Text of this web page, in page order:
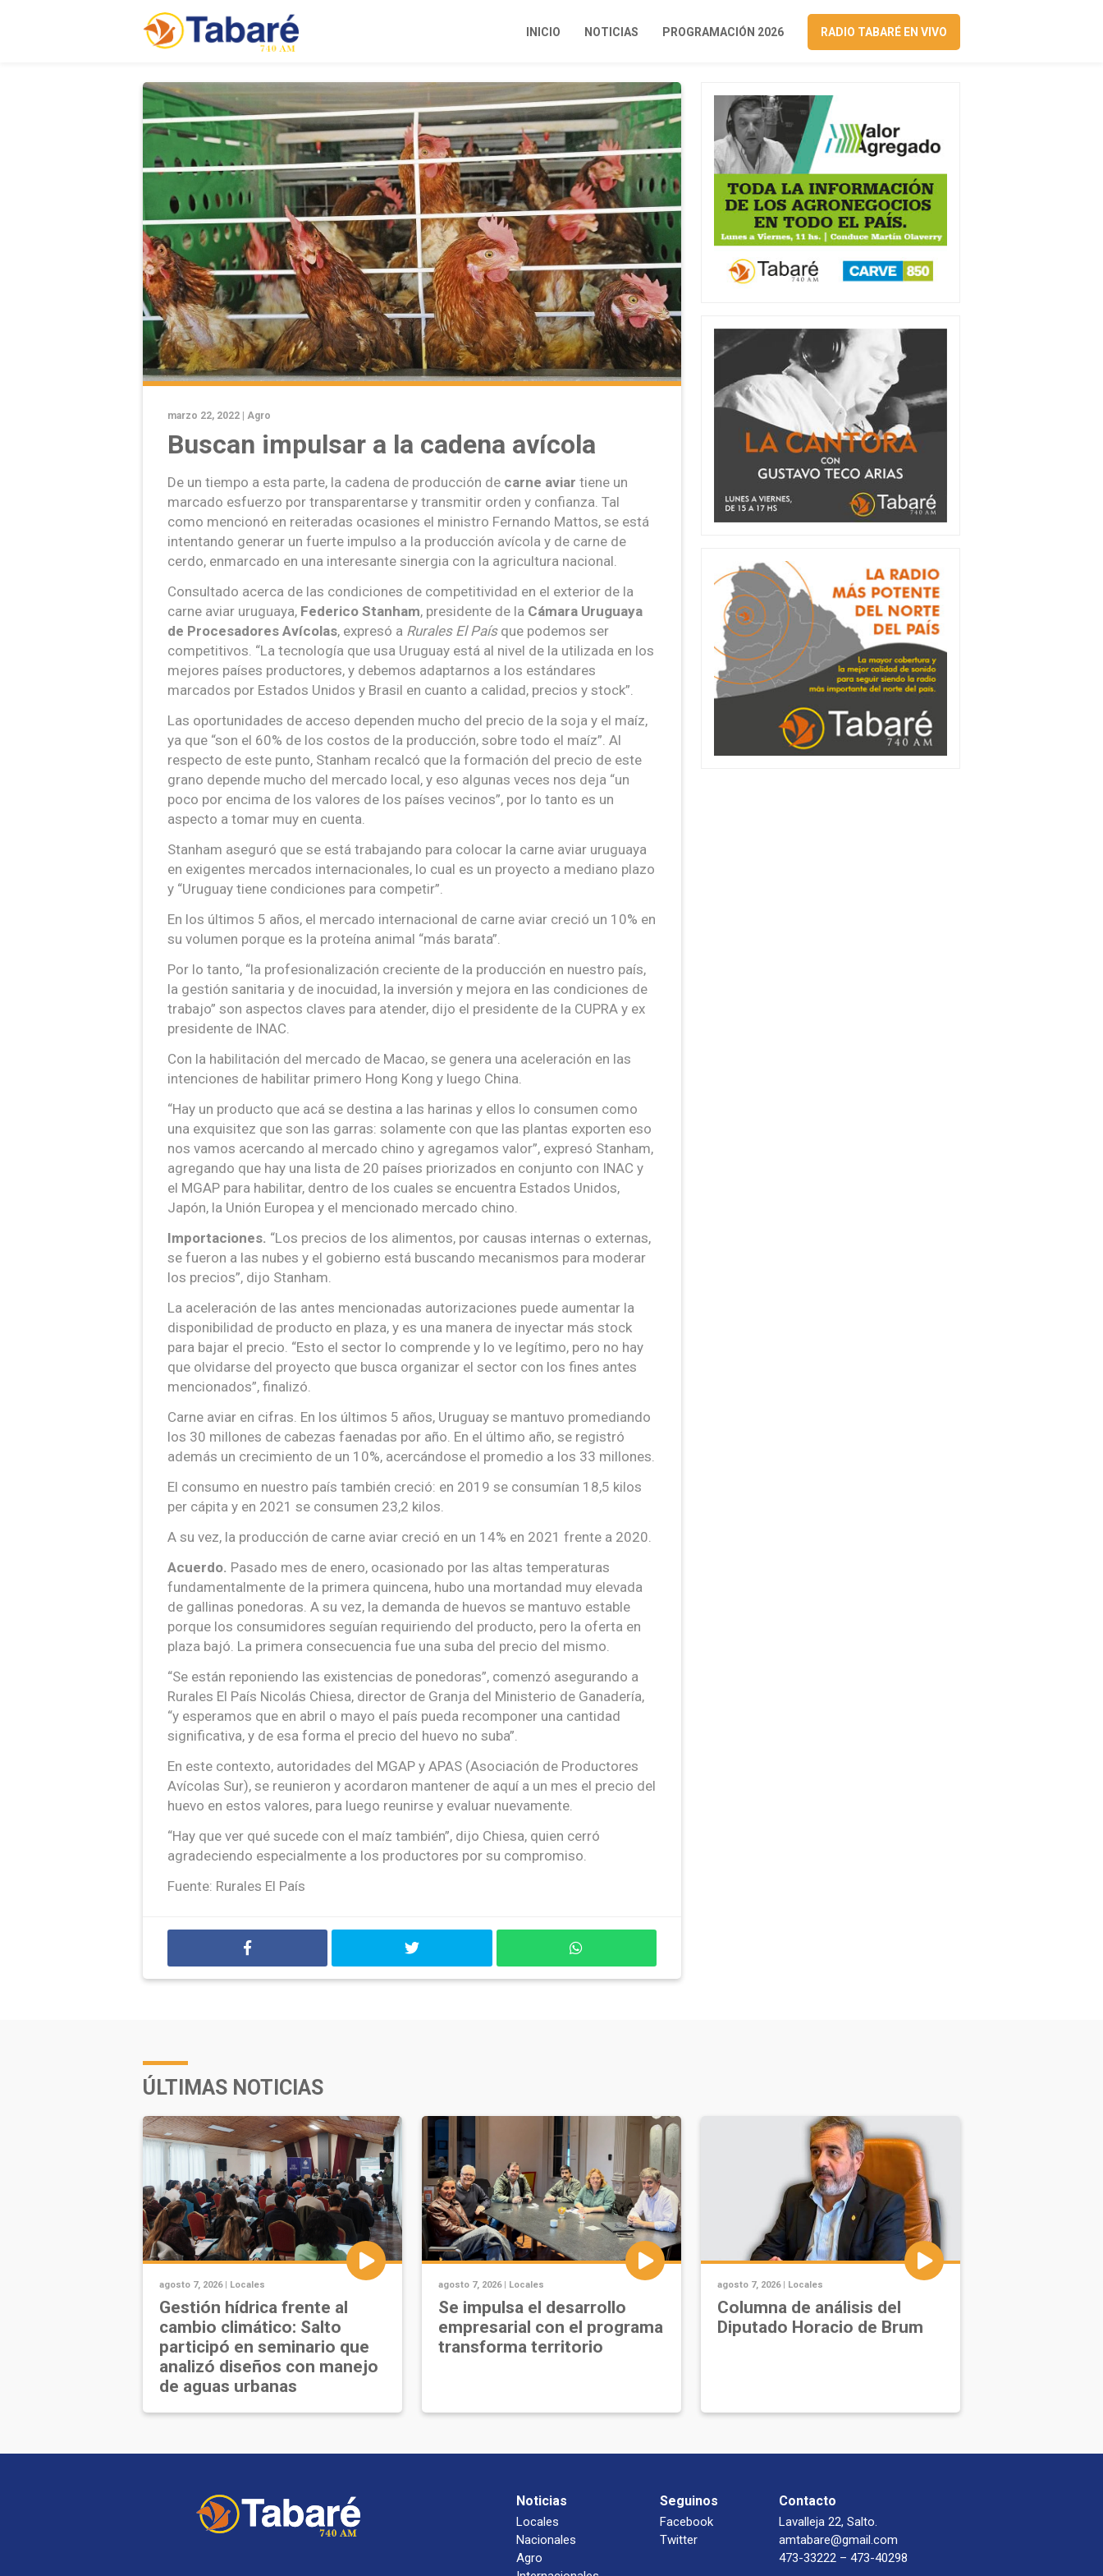
INICIO NOTICIAS PROGRAMACIÓN 2026 RADIO TABARÉ EN VIVO
marzo 22, 2022 | Agro
Buscan impulsar a la cadena avícola
De un tiempo a esta parte, la cadena de producción de carne aviar tiene un
marcado esfuerzo por transparentarse y transmitir orden y confianza. Tal
como mencionó en reiteradas ocasiones el ministro Fernando Mattos, se está
intentando generar un fuerte impulso a la producción avícola y de carne de
cerdo, enmarcado en una interesante sinergia con la agricultura nacional.
Consultado acerca de las condiciones de competitividad en el exterior de la
carne aviar uruguaya, Federico Stanham, presidente de la Cámara Uruguaya
de Procesadores Avícolas, expresó a Rurales El País que podemos ser
competitivos. “La tecnología que usa Uruguay está al nivel de la utilizada en los
mejores países productores, y debemos adaptarnos a los estándares
marcados por Estados Unidos y Brasil en cuanto a calidad, precios y stock”.
Las oportunidades de acceso dependen mucho del precio de la soja y el maíz,
ya que “son el 60% de los costos de la producción, sobre todo el maíz”. Al
respecto de este punto, Stanham recalcó que la formación del precio de este
grano depende mucho del mercado local, y eso algunas veces nos deja “un
poco por encima de los valores de los países vecinos”, por lo tanto es un
aspecto a tomar muy en cuenta.
Stanham aseguró que se está trabajando para colocar la carne aviar uruguaya
en exigentes mercados internacionales, lo cual es un proyecto a mediano plazo
y “Uruguay tiene condiciones para competir”.
En los últimos 5 años, el mercado internacional de carne aviar creció un 10% en
su volumen porque es la proteína animal “más barata”.
Por lo tanto, “la profesionalización creciente de la producción en nuestro país,
la gestión sanitaria y de inocuidad, la inversión y mejora en las condiciones de
trabajo” son aspectos claves para atender, dijo el presidente de la CUPRA y ex
presidente de INAC.
Con la habilitación del mercado de Macao, se genera una aceleración en las
intenciones de habilitar primero Hong Kong y luego China.
“Hay un producto que acá se destina a las harinas y ellos lo consumen como
una exquisitez que son las garras: solamente con que las plantas exporten eso
nos vamos acercando al mercado chino y agregamos valor”, expresó Stanham,
agregando que hay una lista de 20 países priorizados en conjunto con INAC y
el MGAP para habilitar, dentro de los cuales se encuentra Estados Unidos,
Japón, la Unión Europea y el mencionado mercado chino.
Importaciones. “Los precios de los alimentos, por causas internas o externas,
se fueron a las nubes y el gobierno está buscando mecanismos para moderar
los precios”, dijo Stanham.
La aceleración de las antes mencionadas autorizaciones puede aumentar la
disponibilidad de producto en plaza, y es una manera de inyectar más stock
para bajar el precio. “Esto el sector lo comprende y lo ve legítimo, pero no hay
que olvidarse del proyecto que busca organizar el sector con los fines antes
mencionados”, finalizó.
Carne aviar en cifras. En los últimos 5 años, Uruguay se mantuvo promediando
los 30 millones de cabezas faenadas por año. En el último año, se registró
además un crecimiento de un 10%, acercándose el promedio a los 33 millones.
El consumo en nuestro país también creció: en 2019 se consumían 18,5 kilos
per cápita y en 2021 se consumen 23,2 kilos.
A su vez, la producción de carne aviar creció en un 14% en 2021 frente a 2020.
Acuerdo. Pasado mes de enero, ocasionado por las altas temperaturas
fundamentalmente de la primera quincena, hubo una mortandad muy elevada
de gallinas ponedoras. A su vez, la demanda de huevos se mantuvo estable
porque los consumidores seguían requiriendo del producto, pero la oferta en
plaza bajó. La primera consecuencia fue una suba del precio del mismo.
“Se están reponiendo las existencias de ponedoras”, comenzó asegurando a
Rurales El País Nicolás Chiesa, director de Granja del Ministerio de Ganadería,
“y esperamos que en abril o mayo el país pueda recomponer una cantidad
significativa, y de esa forma el precio del huevo no suba”.
En este contexto, autoridades del MGAP y APAS (Asociación de Productores
Avícolas Sur), se reunieron y acordaron mantener de aquí a un mes el precio del
huevo en estos valores, para luego reunirse y evaluar nuevamente.
“Hay que ver qué sucede con el maíz también”, dijo Chiesa, quien cerró
agradeciendo especialmente a los productores por su compromiso.
Fuente: Rurales El País
ÚLTIMAS NOTICIAS
agosto 7, 2026 | Locales
Gestión hídrica frente al
cambio climático: Salto
participó en seminario que
analizó diseños con manejo
de aguas urbanas
agosto 7, 2026 | Locales
Se impulsa el desarrollo
empresarial con el programa
transforma territorio
agosto 7, 2026 | Locales
Columna de análisis del
Diputado Horacio de Brum
Noticias
Locales
Nacionales
Agro
Seguinos
Facebook
Twitter
Contacto
Lavalleja 22, Salto.
amtabare@gmail.com
473-33222 – 473-40298